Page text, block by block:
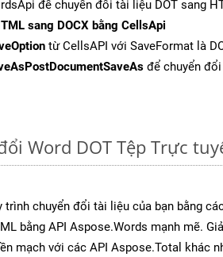
để chuyển đổi tài liệu DOT sang
sang DOCX bằng CellsApi
từ CellsAPI với SaveFormat là
để chuyển
Word DOT Tệp Trực
trình chuyển đổi tài liệu của bạn bằng
bằng API Aspose.Words mạnh mẽ.
mạch với các API Aspose.Total khác